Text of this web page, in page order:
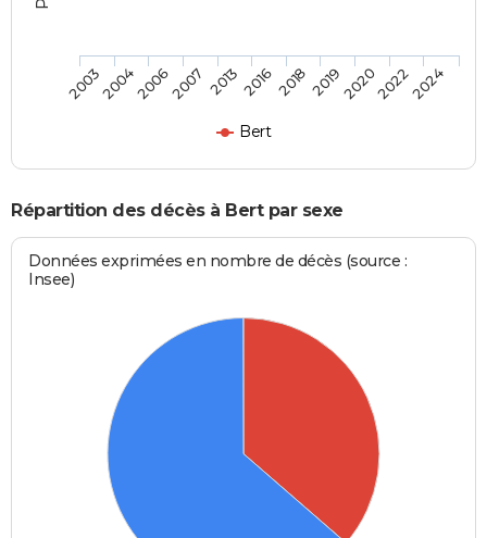
Bert
2003200420062007 2013201620182019202020222024
Répartition des décès à Bert par sexe
Données exprimées en nombre de décès (source :
Insee)